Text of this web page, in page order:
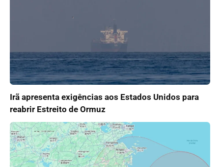
Irã apresenta exigências aos Estados Unidos para
reabrir Estreito de Ormuz